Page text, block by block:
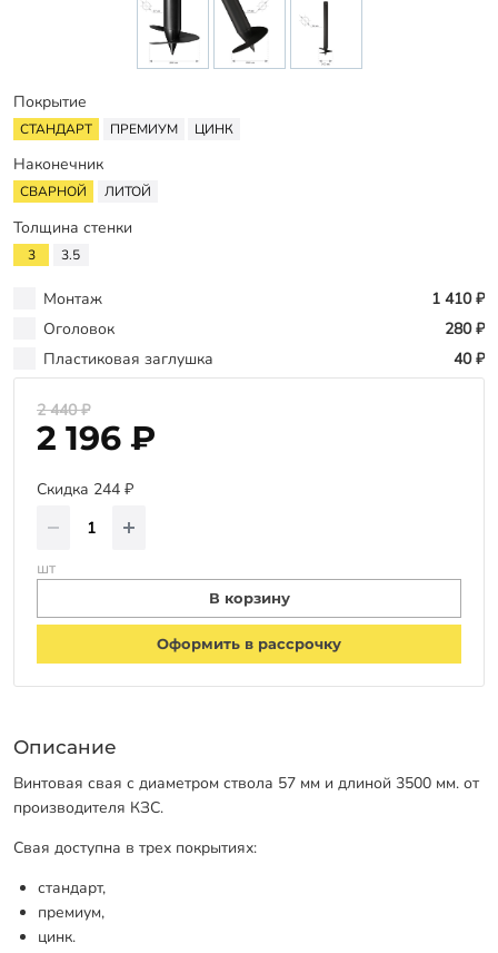
Программа лояльности
Вакансии
Калькулятор ЖБ свай
Покрытие
СТАНДАРТ ПРЕМИУМ ЦИНК
Наконечник
СВАРНОЙ ЛИТОЙ
Толщина стенки
3 3.5
Монтаж
1 410 ₽
Оголовок
280 ₽
Пластиковая заглушка
40 ₽
2 440 ₽
2 196 ₽
Скидка 244 ₽
шт
В корзину
Оформить в рассрочку
Описание
Винтовая свая с диаметром ствола 57 мм и длиной 3500 мм. от
производителя КЗС.
Свая доступна в трех покрытиях:
стандарт,
премиум,
цинк.